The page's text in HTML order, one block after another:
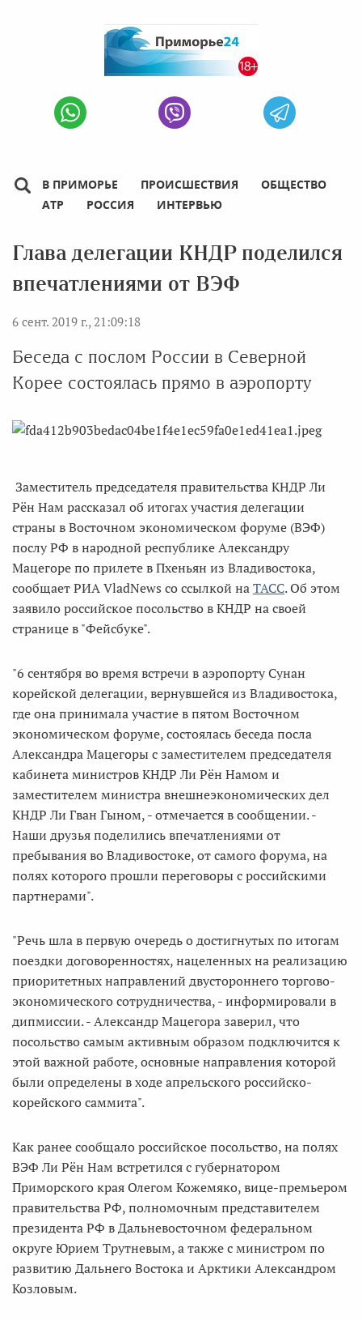
В ПРИМОРЬЕ ПРОИСШЕСТВИЯ
ОБЩЕСТВО
АТР
РОССИЯ ИНТЕРВЬЮ
Глава делегации КНДР поделился
впечатлениями от ВЭФ
6 сент. 2019 г., 21:09:18
Беседа с послом России в Северной
Корее состоялась прямо в аэропорту
Заместитель председателя правительства КНДР Ли
Рён Нам рассказал об итогах участия делегации
страны в Восточном экономическом форуме (ВЭФ)
послу РФ в народной республике Александру
Мацегоре по прилете в Пхеньян из Владивостока,
сообщает РИА VladNews со ссылкой наТАСС. Об этом
заявило российское посольство в КНДР на своей
странице в "Фейсбуке".
"6 сентября во время встречи в аэропорту Сунан
корейской делегации, вернувшейся из Владивостока,
где она принимала участие в пятом Восточном
экономическом форуме, состоялась беседа посла
Александра Мацегоры с заместителем председателя
кабинета министров КНДР Ли Рён Намом и
заместителем министра внешнеэкономических дел
КНДР Ли Гван Гыном, - отмечается в сообщении. -
Наши друзья поделились впечатлениями от
пребывания во Владивостоке, от самого форума, на
полях которого прошли переговоры с российскими
партнерами".
"Речь шла в первую очередь о достигнутых по итогам
поездки договоренностях, нацеленных на реализацию
приоритетных направлений двустороннего торгово-
экономического сотрудничества, - информировали в
дипмиссии. - Александр Мацегора заверил, что
посольство самым активным образом подключится к
этой важной работе, основные направления которой
были определены в ходе апрельского российско-
корейского саммита".
Как ранее сообщало российское посольство, на полях
ВЭФ Ли Рён Нам встретился с губернатором
Приморского края Олегом Кожемяко, вице-премьером
правительства РФ, полномочным представителем
президента РФ в Дальневосточном федеральном
округе Юрием Трутневым, а также с министром по
развитию Дальнего Востока и Арктики Александром
Козловым.